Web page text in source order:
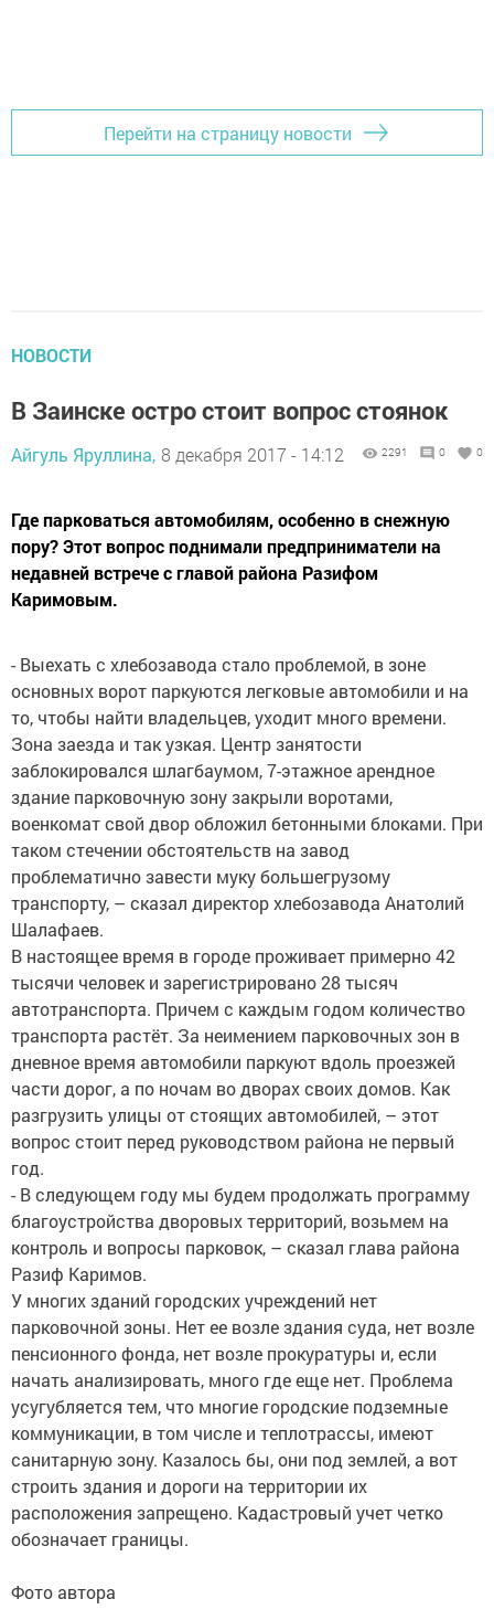
Перейти на страницу новости
НОВОСТИ
В Заинске остро стоит вопрос стоянок
Айгуль Яруллина, 8 декабря 2017 - 14:12 2291 0 0
Где парковаться автомобилям, особенно в снежную
пору? Этот вопрос поднимали предприниматели на
недавней встрече с главой района Разифом
Каримовым.
- Выехать с хлебозавода стало проблемой, в зоне
основных ворот паркуются легковые автомобили и на
то, чтобы найти владельцев, уходит много времени.
Зона заезда и так узкая. Центр занятости
заблокировался шлагбаумом, 7-этажное арендное
здание парковочную зону закрыли воротами,
военкомат свой двор обложил бетонными блоками. При
таком стечении обстоятельств на завод
проблематично завести муку большегрузому
транспорту, – сказал директор хлебозавода Анатолий
Шалафаев.
В настоящее время в городе проживает примерно 42
тысячи человек и зарегистрировано 28 тысяч
автотранспорта. Причем с каждым годом количество
транспорта растёт. За неимением парковочных зон в
дневное время автомобили паркуют вдоль проезжей
части дорог, а по ночам во дворах своих домов. Как
разгрузить улицы от стоящих автомобилей, – этот
вопрос стоит перед руководством района не первый
год.
- В следующем году мы будем продолжать программу
благоустройства дворовых территорий, возьмем на
контроль и вопросы парковок, – сказал глава района
Разиф Каримов.
У многих зданий городских учреждений нет
парковочной зоны. Нет ее возле здания суда, нет возле
пенсионного фонда, нет возле прокуратуры и, если
начать анализировать, много где еще нет. Проблема
усугубляется тем, что многие городские подземные
коммуникации, в том числе и теплотрассы, имеют
санитарную зону. Казалось бы, они под землей, а вот
строить здания и дороги на территории их
расположения запрещено. Кадастровый учет четко
обозначает границы.
Фото автора